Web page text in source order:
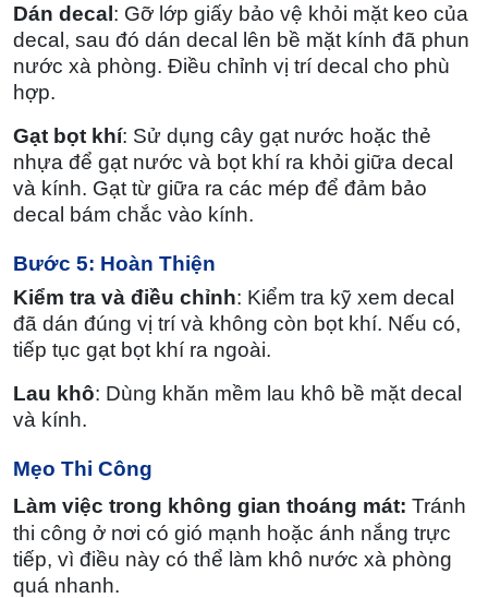
Dán decal : Gỡ lớp giấy bảo vệ khỏi mặt keo của
decal, sau đó dán decal lên bề mặt kính đã phun
nước xà phòng. Điều chỉnh vị trí decal cho phù
hợp.
Gạt bọt khí: Sử dụng cây gạt nước hoặc thẻ
nhựa để gạt nước và bọt khí ra khỏi giữa decal
và kính. Gạt từ giữa ra các mép để đảm bảo
decal bám chắc vào kính.
Bước 5: Hoàn Thiện
Kiểm tra và điều chỉnh: Kiểm tra kỹ xem decal
đã dán đúng vị trí và không còn bọt khí. Nếu có,
tiếp tục gạt bọt khí ra ngoài.
Lau khô: Dùng khăn mềm lau khô bề mặt decal
và kính.
Mẹo Thi Công
Làm việc trong không gian thoáng mát: Tránh
thi công ở nơi có gió mạnh hoặc ánh nắng trực
tiếp, vì điều này có thể làm khô nước xà phòng
quá nhanh.